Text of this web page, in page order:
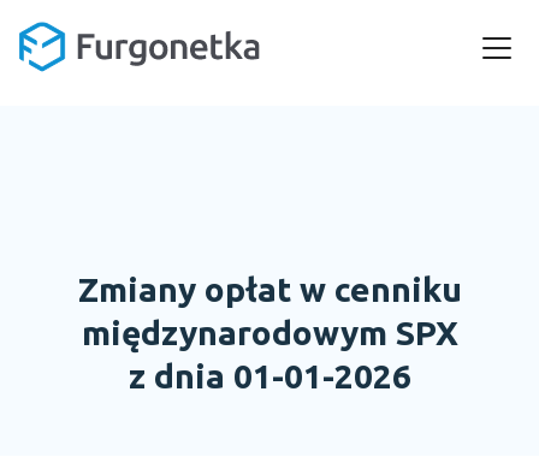
Zmiany opłat w cenniku
międzynarodowym SPX
z dnia 01-01-2026